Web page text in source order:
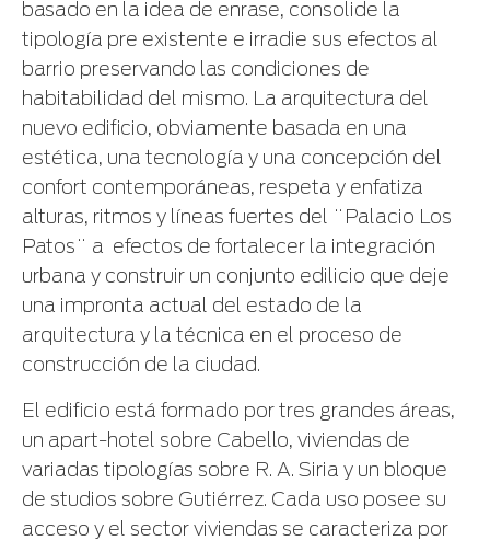
basado en la idea de enrase, consolide la
tipología pre existente e irradie sus efectos al
barrio preservando las condiciones de
habitabilidad del mismo. La arquitectura del
nuevo edificio, obviamente basada en una
estética, una tecnología y una concepción del
confort contemporáneas, respeta y enfatiza
alturas, ritmos y líneas fuertes del ¨Palacio Los
Patos¨ a efectos de fortalecer la integración
urbana y construir un conjunto edilicio que deje
una impronta actual del estado de la
arquitectura y la técnica en el proceso de
construcción de la ciudad.
El edificio está formado por tres grandes áreas,
un apart-hotel sobre Cabello, viviendas de
variadas tipologías sobre R. A. Siria y un bloque
de studios sobre Gutiérrez. Cada uso posee su
acceso y el sector viviendas se caracteriza por